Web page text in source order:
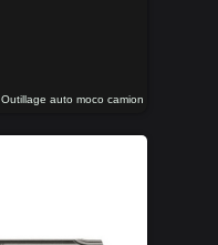
Outillage auto moco camion